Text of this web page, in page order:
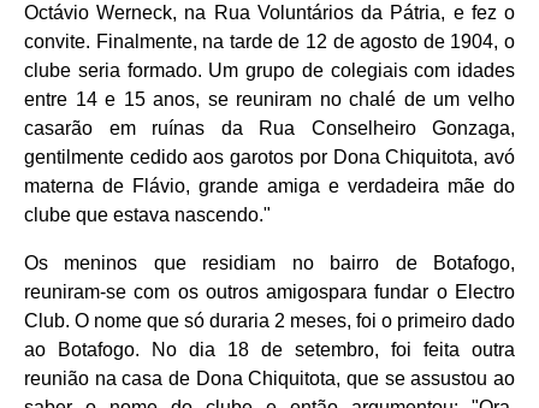
Octávio Werneck, na Rua Voluntários da Pátria, e fez o
convite. Finalmente, na tarde de 12 de agosto de 1904, o
clube seria formado. Um grupo de colegiais com idades
entre 14 e 15 anos, se reuniram no chalé de um velho
casarão em ruínas da Rua Conselheiro Gonzaga,
gentilmente cedido aos garotos por Dona Chiquitota, avó
materna de Flávio, grande amiga e verdadeira mãe do
clube que estava nascendo."
Os meninos que residiam no bairro de Botafogo,
reuniram-se com os outros amigospara fundar o Electro
Club. O nome que só duraria 2 meses, foi o primeiro dado
ao Botafogo. No dia 18 de setembro, foi feita outra
reunião na casa de Dona Chiquitota, que se assustou ao